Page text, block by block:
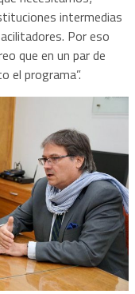
intermedias
Por eso
que en un par de
el programa”.